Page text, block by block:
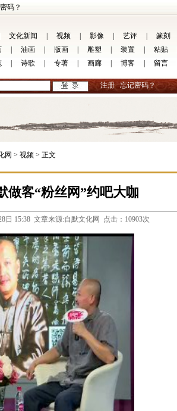
码？
文化新闻 视频 影像 艺评 篆刻
油画 版画 雕塑 装置 粘贴
诗歌 专著 画廊 博客 留言
注册 忘记密码？
网 > 视频 > 正文
做客“粉丝网”约吧大咖
日 15:38 文章来源:自默文化网 点击：10903次